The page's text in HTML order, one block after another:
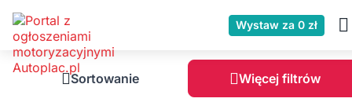
Wystaw za 0 zł
Sortowanie Więcej filtrów